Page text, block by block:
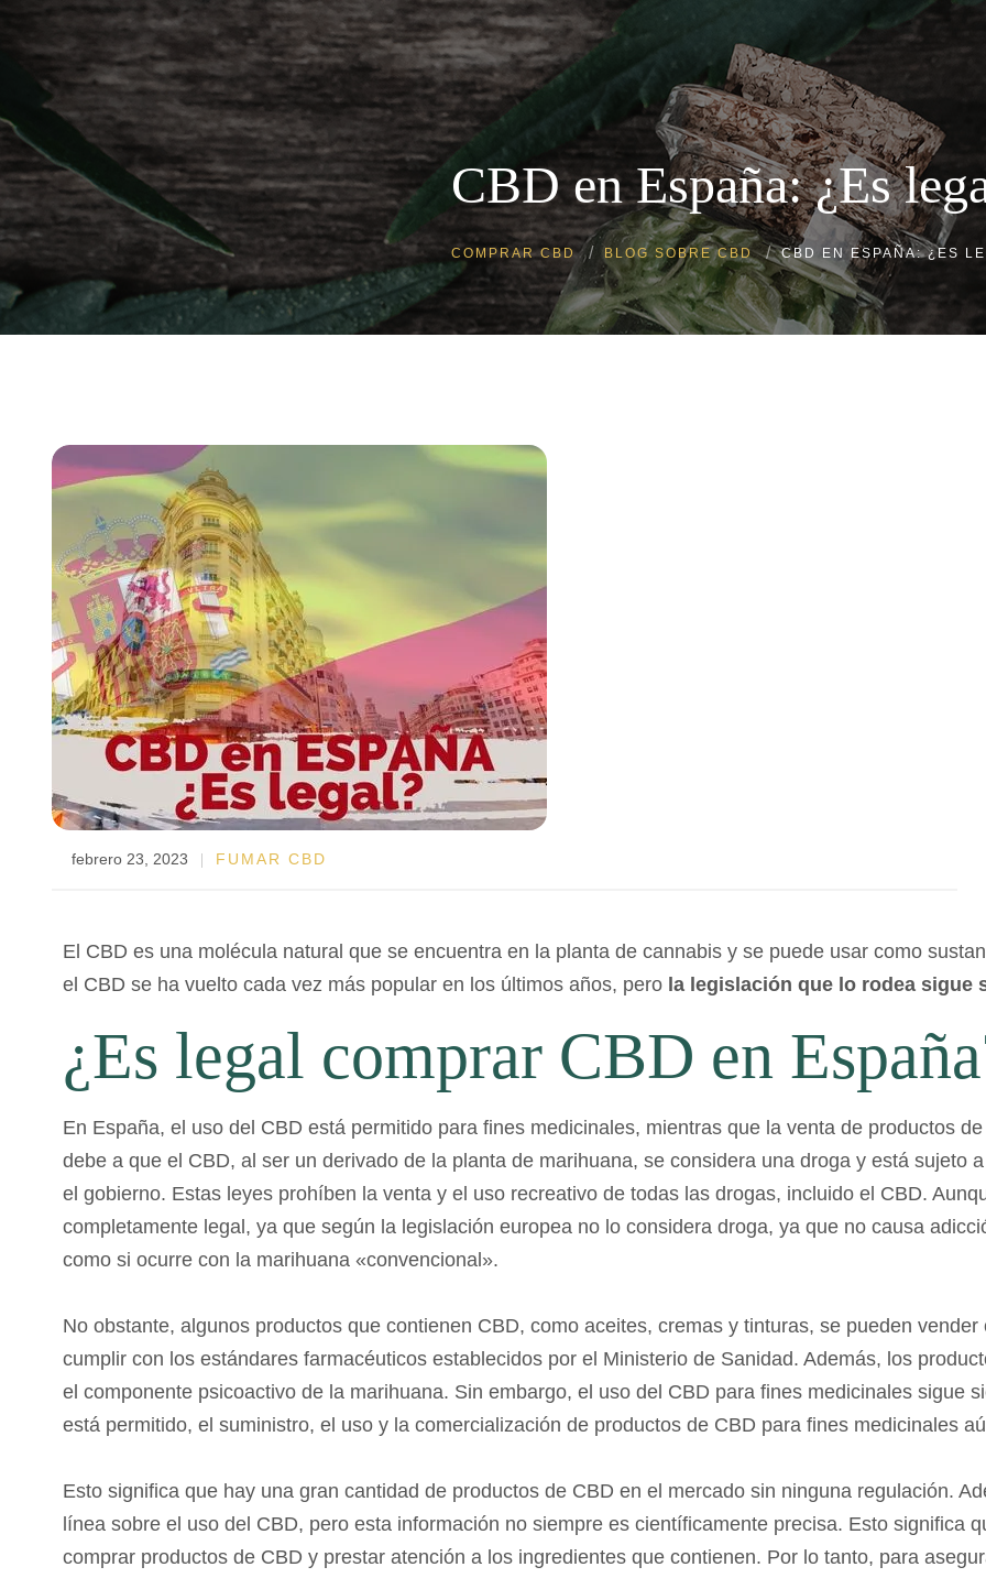
Flores CBD a 1€
Flores CBD
Resina CBD
Aceite de CBD
Cosmética CBD
Ropa de cáñamo
Packs CBD
CBD en España: ¿Es
COMPRAR CBD BLOG SOBRE CBD CBD EN ESPAÑA: ¿ES
febrero 23, 2023 FUMAR CBD
El CBD es una mol écul a natural que se encuentra en la planta de cannabis y se puede usar como sust
el CBD se ha vuel to cada vez más popular en los ú ltimos años, pero la legisl ación que lo rodea sigue
¿Es legal comprar CBD en
En España, el uso del CBD está permitido para fines medicinal es, mientras que la venta de productos de
debe a que el CBD, al ser un derivado de la planta de marihuana, se considera una droga y está sujeto a
el gobierno. Estas leyes prohíben la venta y el uso recreativo de todas las drogas, incl uido el CBD.
completamente legal, ya que según la legislación europea no lo considera droga, ya que no causa
como si ocurre con la marihuana «convencional».
No obstante, al gunos productos que contienen CBD, como aceites, cremas y tinturas, se pueden vender
cumpl ir con los estándares farmacéuticos establecidos por el Ministerio de Sanidad. Además, los product
el componente psicoactivo de la marihuana. Sin embargo, el uso del CBD para fines medicinal es sigue si
está permitido, el suministro, el uso y la comercial ización de productos de CBD para fines medicinal es aú
Esto significa que hay una gran cantidad de productos de CBD en el mercado sin ninguna regul ación. Ad
ínea sobre el uso del CBD, pero esta información no siempre es científicamente precisa. Esto significa
comprar productos de CBD y prestar atención a los ingredientes que contienen. Por lo tanto, para asegur